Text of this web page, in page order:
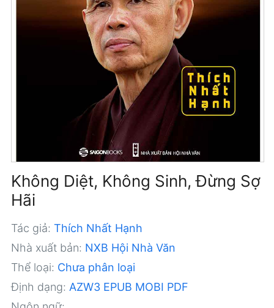
Không Diệt, Không Sinh, Đừng Sợ
Hãi
Tác giả: Thích Nhất Hạnh
Nhà xuất bản: NXB Hội Nhà Văn
Thể loại: Chưa phân loại
Định dạng: AZW3 EPUB MOBI PDF